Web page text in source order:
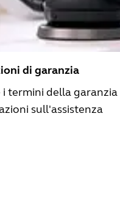
di garanzia
i termini della garanzia
sull'assistenza